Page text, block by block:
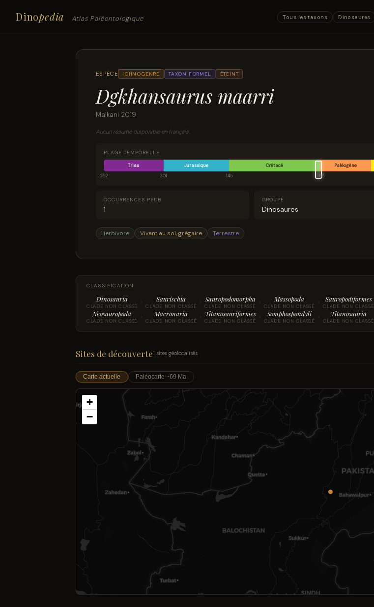
Dinopedia Atlas Paléontologique Tous les taxons Dinosaures
ESPÈCE ICHNOGENRE TAXON FORMEL ÉTEINT
Dgkhansaurus maarri
Malkani 2019
Aucun résumé disponible en français.
PLAGE TEMPORELLE
Trias Jurassique Crétacé Paléogène
252
201 145 66
OCCURRENCES PBDB
1
GROUPE
Dinosaures
Herbivore Vivant au sol, grégaire Terrestre
CLASSIFICATION
Dinosauria
CLADE NON CLASSÉ › Saurischia
CLADE NON CLASSÉ › Sauropodomorpha
CLADE NON CLASSÉ › Massopoda
CLADE NON CLASSÉ › Sauropodiformes
CLADE NON CLASSÉ
Neosauropoda
CLADE NON CLASSÉ › Macronaria
CLADE NON CLASSÉ › Titanosauriformes
CLADE NON CLASSÉ › Somphospondyli
CLADE NON CLASSÉ › Titanosauria
CLADE NON CLASSÉ
Sites de découverte1 sites géolocalisés
Carte actuelle Paléocarte ~69 Ma
+
−